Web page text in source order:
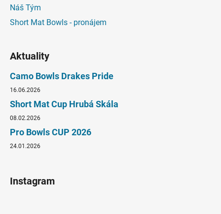
Náš Tým
Short Mat Bowls - pronájem
Aktuality
Camo Bowls Drakes Pride
16.06.2026
Short Mat Cup Hrubá Skála
08.02.2026
Pro Bowls CUP 2026
24.01.2026
Instagram